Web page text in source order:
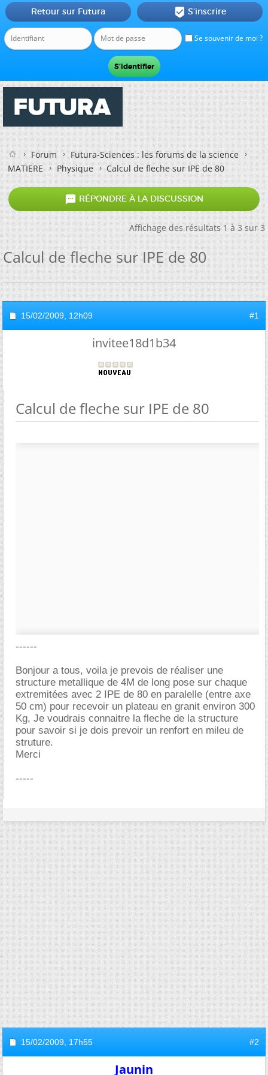
Se souvenir de moi ?
Retour sur Futura  S'inscrire
Forum
Futura-Sciences : les forums de la science
MATIERE
Physique Calcul de fleche sur IPE de 80
 RÉPONDRE À LA DISCUSSION
Affichage des résultats 1 à 3 sur 3
Calcul de fleche sur IPE de 80
15/02/2009, 12h09 #1
invitee18d1b34
Calcul de fleche sur IPE de 80
------
Bonjour a tous, voila je prevois de réaliser une
structure metallique de 4M de long pose sur chaque
extremitées avec 2 IPE de 80 en paralelle (entre axe
50 cm) pour recevoir un plateau en granit environ 300
Kg, Je voudrais connaitre la fleche de la structure
pour savoir si je dois prevoir un renfort en mileu de
struture.
Merci
-----
15/02/2009, 17h55 #2
Jaunin